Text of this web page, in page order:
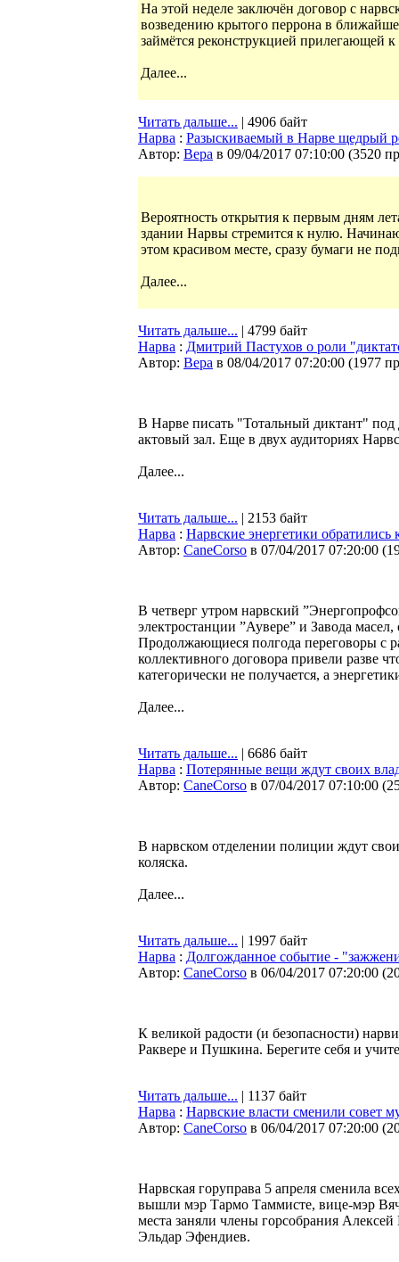
На этой неделе заключён договор с
возведению крытого перрона в
займётся реконструкцией прилегающей к
Далее...
Читать дальше... | 4906 байт
Нарва : Разыскиваемый в Нарве щедрый
Автор: Bepa в 09/04/2017 07:10:00 (3520
Вероятность открытия к первым дням
здании Нарвы стремится к нулю.
этом красивом месте, сразу бумаги не
Далее...
Читать дальше... | 4799 байт
Нарва : Дмитрий Пастухов о роли
Автор: Bepa в 08/04/2017 07:20:00 (1977
В Нарве писать "Тотальный диктант"
актовый зал. Еще в двух аудиториях
Далее...
Читать дальше... | 2153 байт
Нарва : Нарвские энергетики
Автор: CaneCorso в 07/04/2017 07:20:00 (
В четверг утром нарвский
электростанции ”Аувере” и Завода
Продолжающиеся полгода переговоры с
коллективного договора привели разве
категорически не получается, а
Далее...
Читать дальше... | 6686 байт
Нарва : Потерянные вещи ждут своих
Автор: CaneCorso в 07/04/2017 07:10:00 (
В нарвском отделении полиции ждут
коляска.
Далее...
Читать дальше... | 1997 байт
Нарва : Долгожданное событие -
Автор: CaneCorso в 06/04/2017 07:20:00 (
К великой радости (и безопасности)
Раквере и Пушкина. Берегите себя и
Читать дальше... | 1137 байт
Нарва : Нарвские власти сменили совет
Автор: CaneCorso в 06/04/2017 07:20:00 (
Нарвская горуправа 5 апреля сменила
вышли мэр Тармо Таммисте, вице-мэр
места заняли члены горсобрания
Эльдар Эфендиев.